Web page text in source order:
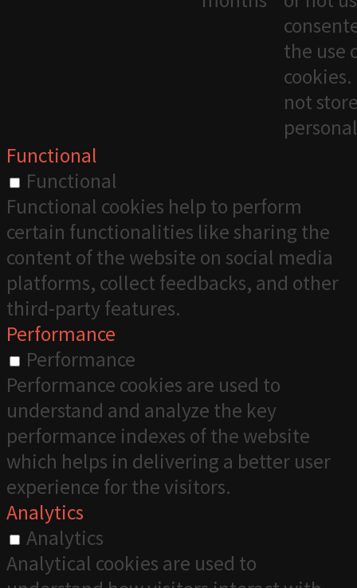
the use
not
Functional
Functional
Functional cookies help to perform
certain functionalities like sharing the
content of the website on social media
platforms, collect feedbacks, and other
third-party features.
Performance
Performance
Performance cookies are used to
understand and analyze the key
performance indexes of the website
which helps in delivering a better user
experience for the visitors.
Analytics
Analytics
Analytical cookies are used to